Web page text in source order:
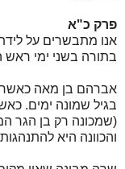
פרק כ"א
אנו מתבשרים על
בתורה בשני ימי ראש
אברהם בן מאה כאשר
בגיל שמונה ימים.
(שמכונה רק בן הגר
והכוונה היא